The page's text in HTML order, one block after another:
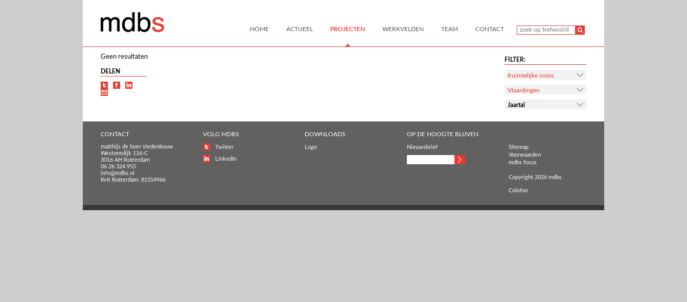
HOME ACTUEEL PROJECTEN WERKVELDEN TEAM CONTACT
Geen resultaten
DELEN
FILTER:
Ruimtelijke visies
Vlaardingen
Jaartal
CONTACT
matthijs de boer stedenbouw
Westzeedijk 116-C
3016 AH Rotterdam
06 26 324 955
info@mdbs.nl
KvK Rotterdam: 81554966
VOLG MDBS
Twitter
LinkedIn
DOWNLOADS
Logo
OP DE HOOGTE BLIJVEN
Nieuwsbrief
Sitemap
Voorwaarden
mdbs focus
Copyright 2026 mdbs
Colofon